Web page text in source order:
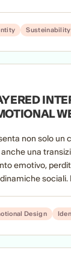
traducendo i
funzionale,
Susteinability
non solo un
una
emotivo,
come
questa
Design